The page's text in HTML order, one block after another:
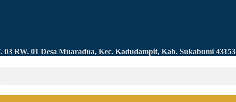
RW. 01 Desa Muaradua, Kec. Kadudampit, Kab. Sukabumi 43153